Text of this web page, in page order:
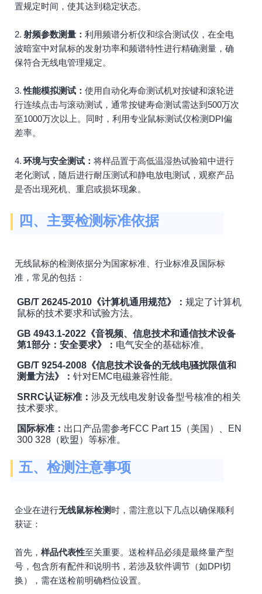
置规定时间，使其达到稳定状态。
2. 射频参数测量： 利用频谱分析仪和综合测试仪，在全电
波暗室中对鼠标的发射功率和频谱特性进行精确测量，确
保符合无线电管理规定。
3.性能模拟测试： 使用自动化寿命测试机对按键和滚轮进
行连续点击与滚动测试，通常按键寿命测试需达到500万次
至1000万次以上。同时，利用专业鼠标测试仪检测DPI偏
差率。
4. 环境与安全测试： 将样品置于高低温湿热试验箱中进行
老化测试，随后进行耐压测试和静电放电测试，观察产品
是否出现死机、重启或损坏现象。
四、主要检测标准依据
无线鼠标的检测依据分为国家标准、行业标准及国际标
准，常见的包括：
GB/T 26245-2010《计算机通用规范》： 规定了计算机
鼠标的技术要求和试验方法。
GB 4943.1-2022《音视频、信息技术和通信技术设备
第1部分：安全要求》： 电气安全的基础标准。
GB/T 9254-2008《信息技术设备的无线电骚扰限值和
测量方法》： 针对EMC电磁兼容性能。
SRRC认证标准： 涉及无线电发射设备型号核准的相关
技术要求。
国际标准： 出口产品需参考FCC Part 15（美国）、EN
300 328（欧盟）等标准。
五、检测注意事项
企业在进行无线鼠标检测 时，需注意以下几点以确保顺利
获证：
首先， 样品代表性至关重要。送检样品必须是最终量产型
号，包含所有配件和说明书，若涉及软件调节（如DPI切
换），需在送检前明确档位设置。